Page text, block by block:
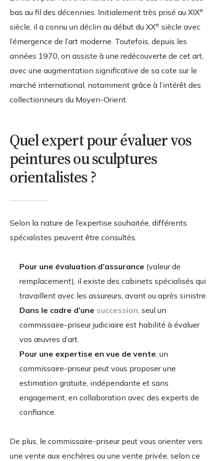
bas au fil des décennies. Initialement très prisé au XIXe
siècle, il a connu un déclin au début du XXe siècle avec
l’émergence de l’art moderne. Toutefois, depuis les
années 1970, on assiste à une redécouverte de cet art,
avec une augmentation significative de sa cote sur le
marché international, notamment grâce à l’intérêt des
collectionneurs du Moyen-Orient.
Quel expert pour évaluer vos
peintures ou sculptures
orientalistes ?
Selon la nature de l’expertise souhaitée, différents
spécialistes peuvent être consultés.
Pour une évaluation d’assurance (valeur de
remplacement), il existe des cabinets spécialisés qui
travaillent avec les assureurs, avant ou après sinistre.
Dans le cadre d’une succession , seul un
commissaire-priseur judiciaire est habilité à évaluer
vos œuvres d’art.
Pour une expertise en vue de vente , un
commissaire-priseur peut vous proposer une
estimation gratuite, indépendante et sans
engagement, en collaboration avec des experts de
confiance.
De plus, le commissaire-priseur peut vous orienter vers
une vente aux enchères ou une vente privée, selon ce